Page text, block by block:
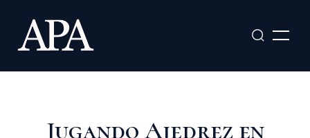
contenido
Jugando Ajedrez en